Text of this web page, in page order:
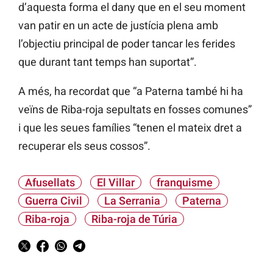
d’aquesta forma el dany que en el seu moment
van patir en un acte de justícia plena amb
l’objectiu principal de poder tancar les ferides
que durant tant temps han suportat”.
A més, ha recordat que “a Paterna també hi ha
veïns de Riba-roja sepultats en fosses comunes”
i que les seues famílies “tenen el mateix dret a
recuperar els seus cossos”.
Afusellats El Villar
franquisme
Guerra Civil
La Serrania
Paterna
Riba-roja
Riba-roja de Túria